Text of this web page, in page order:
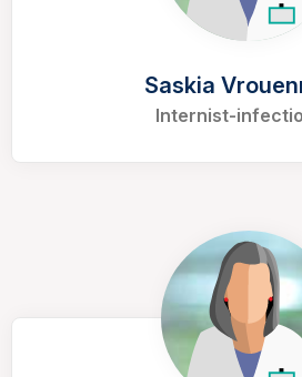
Saskia
Internist-